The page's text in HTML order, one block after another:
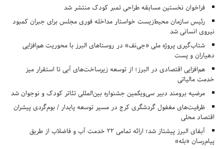
فراخوان نخستین مسابقه طراحی تمبر کودک منتشر شد
رئیس سازمان محیط‌زیست خواستار مداخله فوری مجلس برای جبران کمبود
نیروی انسانی شد
شتاب‌گیری پروژه ملی «جی‌نف» در روستاهای البرز با محوریت هم‌افزایی
دهیاران و پست
هم‌افزایی اقتصادی در البرز؛ از توسعه زیرساخت‌های آبی تا استقرار میز
خدمت مالیاتی
مرضیه برومند دبیر سی‌ویکمین جشنواره بین‌المللی تئاتر کودک و نوجوان شد
ظرفیت‌های مغفول گردشگری کرج در مسیر توسعه پایدار / بوم‌گردی پیشران
اقتصاد محلی
آبفای البرز پیشتاز شد؛ ارائه تمامی ۲۲ خدمت آب و فاضلاب از طریق
پیام‌رسان «بله»